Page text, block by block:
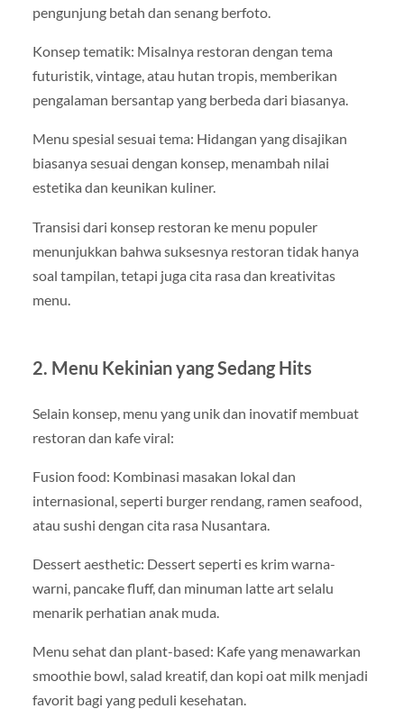
pengunjung betah dan senang berfoto.
Konsep tematik: Misalnya restoran dengan tema
futuristik, vintage, atau hutan tropis, memberikan
pengalaman bersantap yang berbeda dari biasanya.
Menu spesial sesuai tema: Hidangan yang disajikan
biasanya sesuai dengan konsep, menambah nilai
estetika dan keunikan kuliner.
Transisi dari konsep restoran ke menu populer
menunjukkan bahwa suksesnya restoran tidak hanya
soal tampilan, tetapi juga cita rasa dan kreativitas
menu.
2. Menu Kekinian yang Sedang Hits
Selain konsep, menu yang unik dan inovatif membuat
restoran dan kafe viral:
Fusion food: Kombinasi masakan lokal dan
internasional, seperti burger rendang, ramen seafood,
atau sushi dengan cita rasa Nusantara.
Dessert aesthetic: Dessert seperti es krim warna-
warni, pancake fluff, dan minuman latte art selalu
menarik perhatian anak muda.
Menu sehat dan plant-based: Kafe yang menawarkan
smoothie bowl, salad kreatif, dan kopi oat milk menjadi
favorit bagi yang peduli kesehatan.